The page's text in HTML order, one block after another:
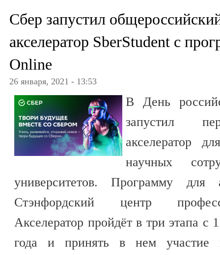
Сбер запустил
акселератор SberStudent с
Online
26 января, 2021 - 13:53
В День
запустил
акселератор
научных
университетов. Программу для
Стэнфордский центр
Акселератор пройдёт в три этапа с
года и принять в нем участие